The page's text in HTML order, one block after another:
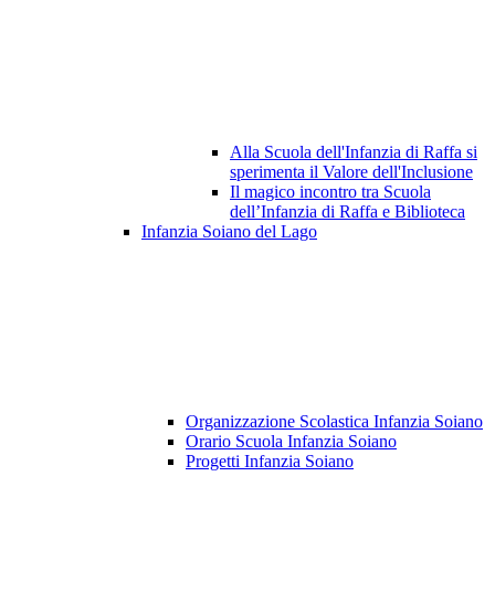
Alla Scuola dell'Infanzia di Raffa si
sperimenta il Valore dell'Inclusione
Il magico incontro tra Scuola
dell’Infanzia di Raffa e Biblioteca
Infanzia Soiano del Lago
Organizzazione Scolastica Infanzia Soiano
Orario Scuola Infanzia Soiano
Progetti Infanzia Soiano